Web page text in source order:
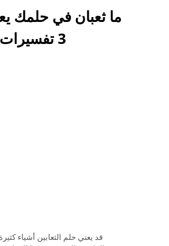
ما ثعبان في حلمك
3 تفسيرات
قد يعني حلم الثعابين أشياء